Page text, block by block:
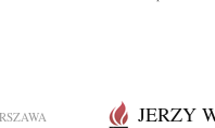
JERZY